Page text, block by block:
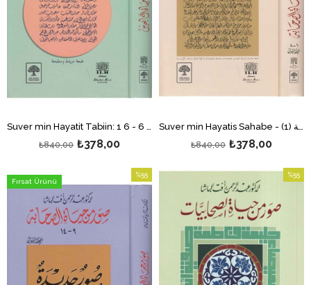
₺378,00
₺840,00 ₺378,00
₺840,00
%55
İndirim
%55İndirim
Fırsat Ürünü
%55